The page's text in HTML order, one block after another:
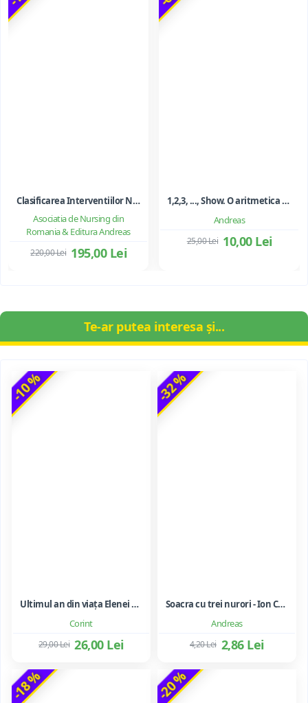
Asociatia de Nursing din
Romania & Editura Andreas
Clasificarea Interventiilor Nursing (NIC)
195,00 Lei
220,00 Lei
Andreas
1,2,3, ..., Show. O aritmetica emotionala, o poezie a matematicii - Ioan Dancila
10,00 Lei
25,00 Lei
Te-ar putea interesa și...
-10 %
Corint
Ultimul an din viața Elenei Ceaușescu - LAVINIA BETEA
26,00 Lei
29,00 Lei
-32 %
Andreas
Soacra cu trei nurori - Ion Creanga
2,86 Lei
4,20 Lei
-18 % -20 %